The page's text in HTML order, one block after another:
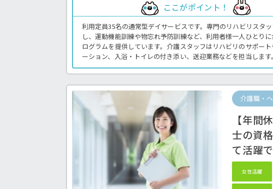
ここがポイント！
利用定員35名の通常型デイサービスです。専門のリハビリスタ
し、運動機能訓練や物忘れ予防訓練など、利用者様一人ひとり
ログラムを提供しています。介護スタッフはリハビリのサポー
ーション、入浴・トイレの付き添い、送迎業務などを担当します
換はほとんどなく、比較的お元気な利用者様が多いことも特徴
様とのコミュニケーションを大切にしながら働きたい方におす
す。勤務時間や曜日も相談できるため、ご家庭やプライベート
ら長く働きたい方もぜひご検討ください。デイサービスの介護業
す。〈介護職 パート デイサービスの求人〉
介護職・
【年間
士の資
て活躍
女性活躍